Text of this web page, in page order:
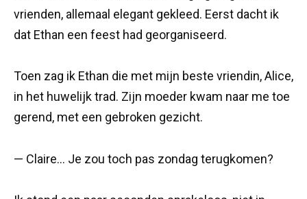
vrienden, allemaal elegant gekleed. Eerst dacht ik
dat Ethan een feest had georganiseerd.
Toen zag ik Ethan die met mijn beste vriendin, Alice,
in het huwelijk trad. Zijn moeder kwam naar me toe
gerend, met een gebroken gezicht.
— Claire… Je zou toch pas zondag terugkomen?